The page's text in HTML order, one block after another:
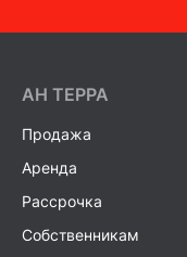
AH ТEPPA
Продажа
Аренда
Рассрочка
Собственникам